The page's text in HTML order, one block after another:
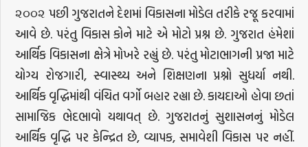
૨૦૦૨ પછી ગુજરાતને દેશમાં વિકાસના મોડેલ તરીકે રજૂ કરવામાં
આવે છે. પરંતુ વિકાસ કોને માટે એ મોટો પ્રશ્ન છે. ગુજરાત હંમેશાં
આર્થિક વિકાસના ક્ષેત્રે મોખરે રહ્યું છે. પરંતુ મોટાભાગની પ્રજા માટે
યોગ્ય રોજગારી, સ્વાસ્થ્ય અને શિક્ષણના પ્રશ્નો સુધર્યા નથી.
આર્થિક વૃદ્ધિમાંથી વંચિત વર્ગો બહાર રહ્યા છે. કાયદાઓ હોવા છતાં
સામાજિક ભેદભાવો યથાવત્ છે. ગુજરાતનું સુશાસનનું મોડેલ
આર્થિક વૃદ્ધિ પર કેન્દ્રિત છે, વ્યાપક, સમાવેશી વિકાસ પર નહીં.